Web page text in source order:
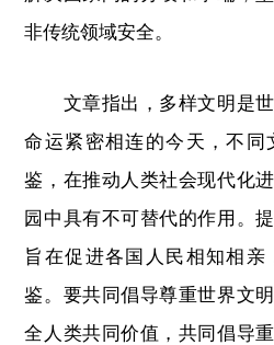
非传统领域安全。
文章指出，多样文明是世
命运紧密相连的今天，不同
鉴，在推动人类社会现代化
园中具有不可替代的作用。
旨在促进各国人民相知相
鉴。要共同倡导尊重世界文
全人类共同价值，共同倡导